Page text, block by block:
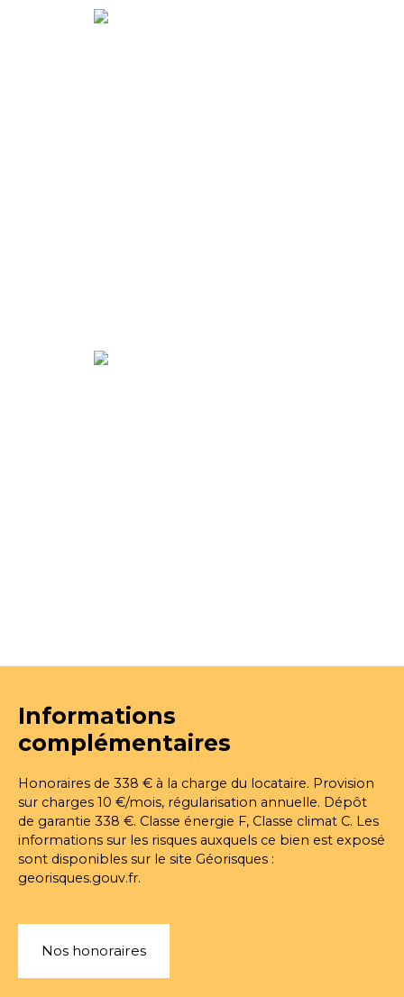
Informations
complémentaires
Honoraires de 338 € à la charge du locataire. Provision
sur charges 10 €/mois, régularisation annuelle. Dépôt
de garantie 338 €. Classe énergie F, Classe climat C. Les
informations sur les risques auxquels ce bien est exposé
sont disponibles sur le site Géorisques :
georisques.gouv.fr.
Nos honoraires